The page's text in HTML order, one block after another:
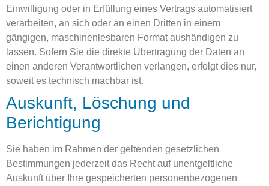
Einwilligung oder in Erfüllung eines Vertrags automatisiert
verarbeiten, an sich oder an einen Dritten in einem
gängigen, maschinenlesbaren Format aushändigen zu
lassen. Sofern Sie die direkte Übertragung der Daten an
einen anderen Verantwortlichen verlangen, erfolgt dies nur,
soweit es technisch machbar ist.
Auskunft, Löschung und
Berichtigung
Sie haben im Rahmen der geltenden gesetzlichen
Bestimmungen jederzeit das Recht auf unentgeltliche
Auskunft über Ihre gespeicherten personenbezogenen